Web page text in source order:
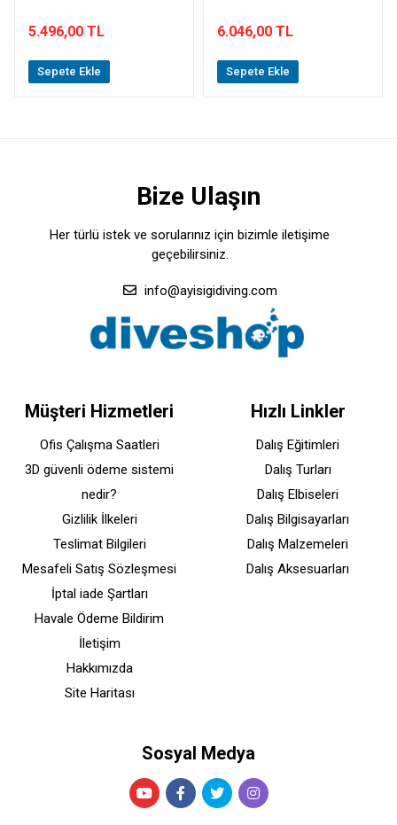
5.496,00 TL
Sepete Ekle
6.046,00 TL
Sepete Ekle
Bize Ulaşın
Her türlü istek ve sorularınız için bizimle iletişime
geçebilirsiniz.
info@ayisigidiving.com
Müşteri Hizmetleri
Ofis Çalışma Saatleri
3D güvenli ödeme sistemi
nedir?
Gizlilik İlkeleri
Teslimat Bilgileri
Mesafeli Satış Sözleşmesi
İptal iade Şartları
Havale Ödeme Bildirim
İletişim
Hakkımızda
Site Haritası
Hızlı Linkler
Dalış Eğitimleri
Dalış Turları
Dalış Elbiseleri
Dalış Bilgisayarları
Dalış Malzemeleri
Dalış Aksesuarları
Sosyal Medya